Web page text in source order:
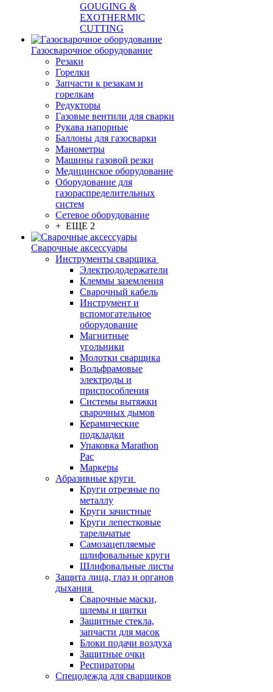
GOUGING &
EXOTHERMIC
CUTTING
Газосварочное оборудование
Резаки
Горелки
Запчасти к резакам и
горелкам
Редукторы
Газовые вентили для сварки
Рукава напорные
Баллоны для газосварки
Манометры
Машины газовой резки
Медицинское оборудование
Оборудование для
газораспределительных
систем
Сетевое оборудование
+ ЕЩЕ 2
Сварочные аксессуары
Инструменты сварщика
Электрододержатели
Клеммы заземления
Сварочный кабель
Инструмент и
вспомогательное
оборудование
Магнитные
угольники
Молотки сварщика
Вольфрамовые
электроды и
приспособления
Системы вытяжки
сварочных дымов
Керамические
подкладки
Упаковка Marathon
Pac
Маркеры
Абразивные круги
Круги отрезные по
металлу
Круги зачистные
Круги лепестковые
тарельчатые
Самозацепляемые
шлифовальные круги
Шлифовальные листы
Защита лица, глаз и органов
дыхания
Сварочные маски,
шлемы и щитки
Защитные стекла,
запчасти для масок
Блоки подачи воздуха
Защитные очки
Респираторы
Спецодежда для сварщиков